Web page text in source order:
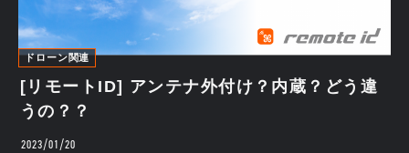
ドローン関連
[リモートID] アンテナ外付け？内蔵？どう違
うの？？
2023/01/20